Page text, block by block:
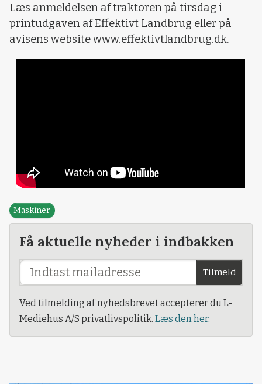
Læs anmeldelsen af traktoren på tirsdag i
printudgaven af Effektivt Landbrug eller på
avisens website www.effektivtlandbrug.dk.
Maskiner
Få aktuelle nyheder i indbakken
Tilmeld
Ved tilmelding af nyhedsbrevet accepterer du L-
Mediehus A/S privatlivspolitik. Læs den her.